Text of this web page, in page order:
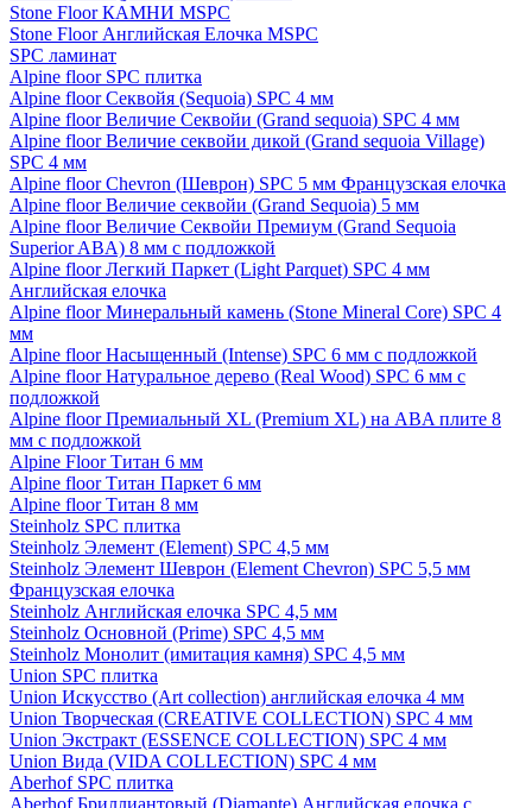
Stone Floor КАМНИ MSPC
Stone Floor Английская Елочка MSPC
SPC ламинат
Alpine floor SPC плитка
Alpine floor Секвойя (Sequoia) SPC 4 мм
Alpine floor Величие Секвойи (Grand sequoia) SPC 4 мм
Alpine floor Величие секвойи дикой (Grand sequoia Village)
SPC 4 мм
Alpine floor Chevron (Шеврон) SPC 5 мм Французская елочка
Alpine floor Величие секвойи (Grand Sequoia) 5 мм
Alpine floor Величие Секвойи Премиум (Grand Sequoia
Superior ABA) 8 мм с подложкой
Alpine floor Легкий Паркет (Light Parquet) SPC 4 мм
Английская елочка
Alpine floor Минеральный камень (Stone Mineral Core) SPC 4
мм
Alpine floor Насыщенный (Intense) SPC 6 мм с подложкой
Alpine floor Натуральное дерево (Real Wood) SPC 6 мм с
подложкой
Alpine floor Премиальный XL (Premium XL) на ABA плите 8
мм с подложкой
Alpine Floor Титан 6 мм
Alpine floor Титан Паркет 6 мм
Alpine floor Титан 8 мм
Steinholz SPC плитка
Steinholz Элемент (Element) SPC 4,5 мм
Steinholz Элемент Шеврон (Element Chevron) SPC 5,5 мм
Французская елочка
Steinholz Английская елочка SPC 4,5 мм
Steinholz Основной (Prime) SPC 4,5 мм
Steinholz Монолит (имитация камня) SPC 4,5 мм
Union SPC плитка
Union Искусство (Art collection) английская елочка 4 мм
Union Творческая (CREATIVE COLLECTION) SPC 4 мм
Union Экстракт (ESSENCE COLLECTION) SPC 4 мм
Union Вида (VIDA COLLECTION) SPC 4 мм
Aberhof SPC плитка
Aberhof Бриллиантовый (Diamante) Английская елочка с